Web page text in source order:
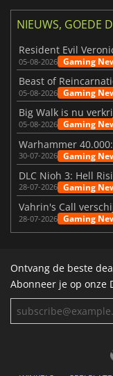
NIEUWS, GOEDE
05-08-2026 Gaming
05-08-2026 Gaming
05-08-2026 Gaming
30-07-2026 Gaming
DLC Nioh 3: Hell
28-07-2026 Gaming
28-07-2026 Gaming
Ontvang de beste
Abonneer je op onze